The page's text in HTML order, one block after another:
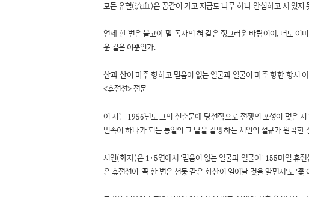
모든 유혈(流血)은 꿈같이 가고 지금도 나무 하나 안심하고 서 있
언제 한 번은 불고야 말 독사의 혀 같은 징그러운 바람이여. 너도
운 길은 이뿐인가.
산과 산이 마주 향하고 믿음이 없는 얼굴과 얼굴이 마주 향한 항시
<휴전선> 전문
이 시는 1956년도 그의 신춘문예 당선작으로 전쟁의 포성이 멎은
민족이 하나가 되는 통일의 그 날을 갈망하는 시인의 절규가 완곡한
시인(화자)은 1·5연에서 '믿음이 없는 얼굴과 얼굴이' 155마일 휴
은 휴전선이 '꼭 한 번은 천둥 같은 화산이 일어날 것을 알면서'도 '꽃'